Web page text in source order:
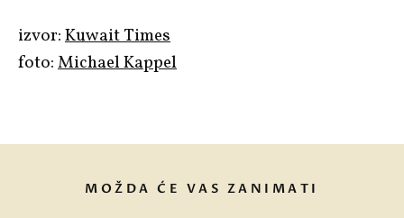
izvor:Kuwait Times
foto:Michael Kappel
MOŽDA ĆE VAS ZANIMATI